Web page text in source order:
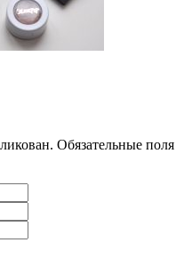
Обязательные поля